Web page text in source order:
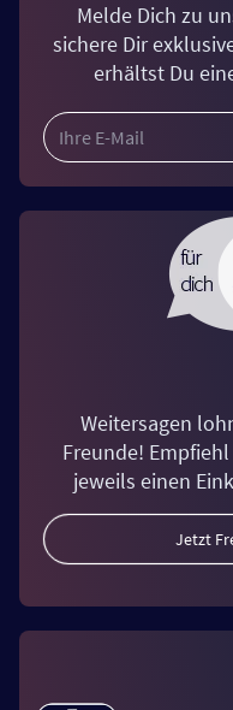
Melde Dich zu
sichere Dir
erhältst Du
Weitersagen
Freunde!
jeweils einen
Jetzt